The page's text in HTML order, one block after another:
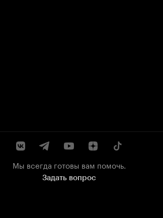
Мы всегда готовы вам помочь.
Задать вопрос